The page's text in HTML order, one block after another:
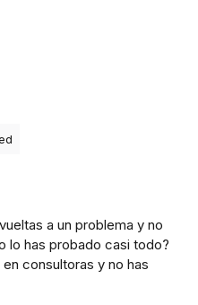
a un problema y no
lo has probado casi todo?
consultoras y no has